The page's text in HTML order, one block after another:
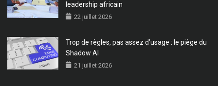
leadership africain
22 juillet 2026
Trop de règles, pas assez d’usage : le piège du
Shadow AI
21 juillet 2026